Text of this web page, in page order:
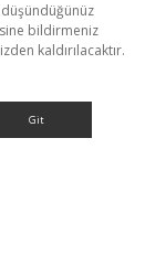
bildirmeniz
kaldırılacaktır.